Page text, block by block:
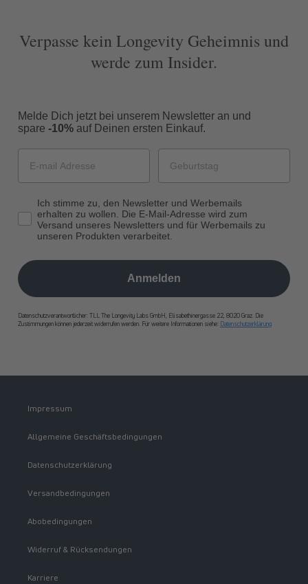
Verpasse kein Longevity Geheimnis und
werde zum Insider.
Melde Dich jetzt bei unserem Newsletter an und
spare -10% auf Deinen ersten Einkauf.
Ich stimme zu, den Newsletter und Werbemails
erhalten zu wollen. Die E-Mail-Adresse wird zum
Versand unseres Newsletters und für Werbemails zu
unseren Produkten verarbeitet.
Anmelden
Datenschutzverantwortlicher: TLL The Longevity Labs GmbH, Elisabethinergasse 22, 8020 Graz. Die
Zustimmungen können jederzeit widerrufen werden. Für weitere Informationen siehe: Datenschutzerklärung
Impressum
Allgemeine Geschäftsbedingungen
Datenschutzerklärung
Versandbedingungen
Abobedingungen
Widerruf & Rücksendungen
Karriere